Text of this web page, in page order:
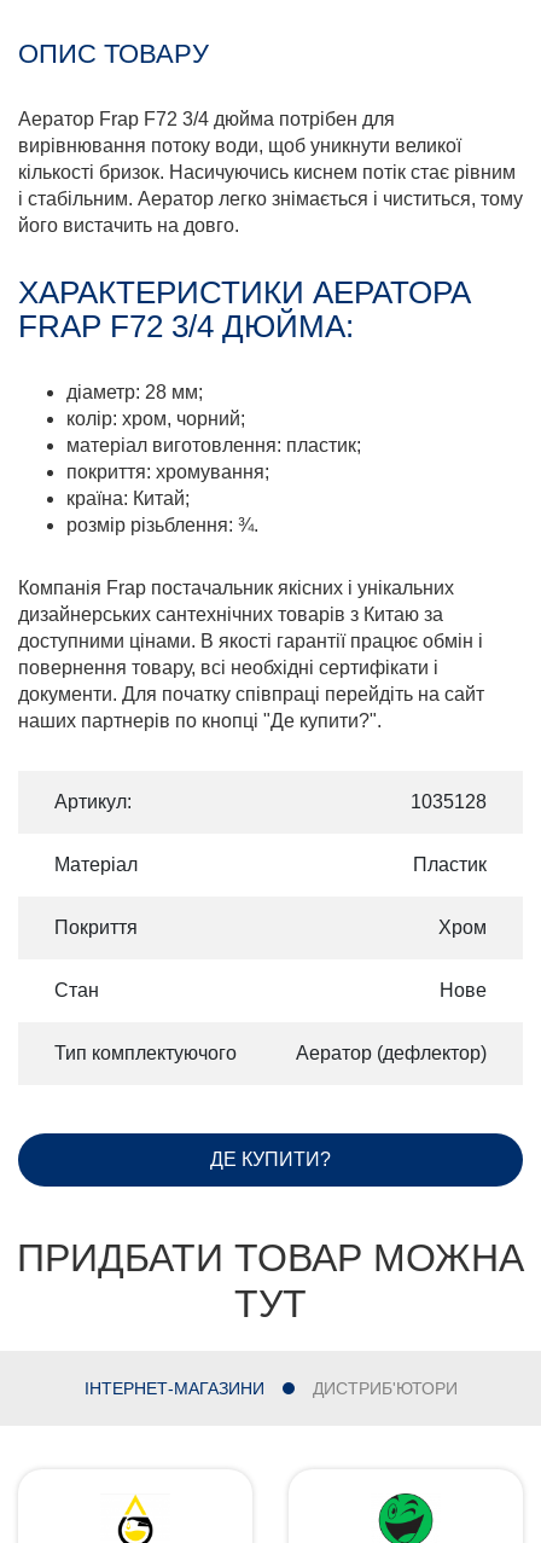
ОПИС ТОВАРУ
Аератор Frap F72 3/4 дюйма потрібен для
вирівнювання потоку води, щоб уникнути великої
кількості бризок. Насичуючись киснем потік стає рівним
і стабільним. Аератор легко знімається і чиститься, тому
його вистачить на довго.
ХАРАКТЕРИСТИКИ АЕРАТОРА
FRAP F72 3/4 ДЮЙМА:
діаметр: 28 мм;
колір: хром, чорний;
матеріал виготовлення: пластик;
покриття: хромування;
країна: Китай;
розмір різьблення: ¾.
Компанія Frap постачальник якісних і унікальних
дизайнерських сантехнічних товарів з Китаю за
доступними цінами. В якості гарантії працює обмін і
повернення товару, всі необхідні сертифікати і
документи. Для початку співпраці перейдіть на сайт
наших партнерів по кнопці "Де купити?".
Артикул: 1035128
Матеріал Пластик
Покриття Хром
Стан Нове
Тип комплектуючого Аератор (дефлектор)
ДЕ КУПИТИ?
ПРИДБАТИ ТОВАР МОЖНА
ТУТ
ІНТЕРНЕТ-МАГАЗИНИ ДИСТРИБ'ЮТОРИ